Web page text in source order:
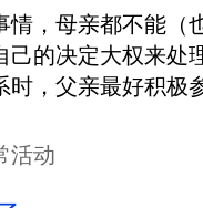
情，母亲都不能（
己的决定大权来处
时，父亲最好积极
活动